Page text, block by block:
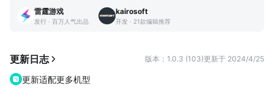
发意想不到的效果！
转。
用心服务 放松享受再光临
单的住宿设施经营游戏啦！推荐画面是那些享受按摩椅的客人~
另外，开罗社近期将长期以来大受员工欢迎的巨型按摩椅作为超
的躺椅~ ——开罗君亲笔信❤ --- 为了落实防沉迷政策和未成年
人网络保护条例，游戏内全面限制未成年人注册和登录。 还请
未成年的小伙伴们注意，不要误购啦！ 在购买游戏和体验过程
雷霆游戏
发行 · 百万人气出品
kairosoft
开发 · 21款编辑推荐
更新日志 版本：1.0.3 (103)更新于 2024/4/25
更新适配更多机型